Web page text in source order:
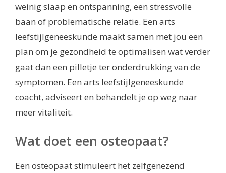
weinig slaap en ontspanning, een stressvolle
baan of problematische relatie. Een arts
leefstijlgeneeskunde maakt samen met jou een
plan om je gezondheid te optimalisen wat verder
gaat dan een pilletje ter onderdrukking van de
symptomen. Een arts leefstijlgeneeskunde
coacht, adviseert en behandelt je op weg naar
meer vitaliteit.
Wat doet een osteopaat?
Een osteopaat stimuleert het zelfgenezend